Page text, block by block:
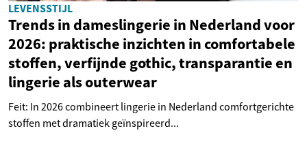
LEVENSSTIJL
Trends in dameslingerie in Nederland voor
2026: praktische inzichten in comfortabele
stoffen, verfijnde gothic, transparantie en
lingerie als outerwear
Feit: In 2026 combineert lingerie in Nederland comfortgerichte
stoffen met dramatiek geïnspireerd...